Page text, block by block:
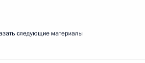
следующие материалы